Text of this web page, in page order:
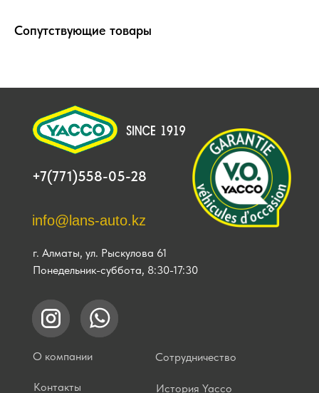
Сопутствующие товары
О компании Сотрудничество
Контакты История Yacco
+7(771)558-05-28
info@lans-auto.kz
г. Алматы, ул. Рыскулова 61
Понедельник-суббота, 8:30-17:30